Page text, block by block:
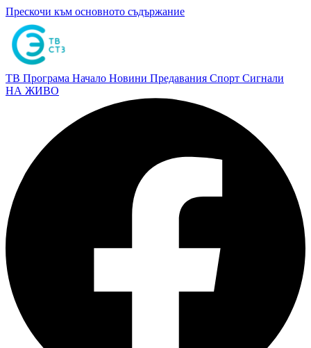
Прескочи към основното съдържание
ТВ Програма Начало Новини Предавания Спорт Сигнали
НА ЖИВО